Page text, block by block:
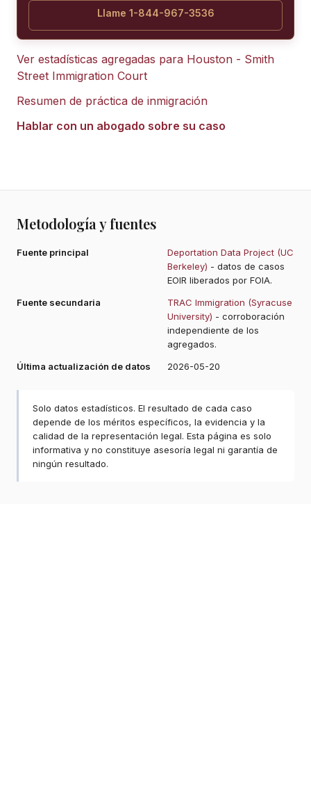
Llame 1-844-967-3536
Ver estadísticas agregadas para Houston - Smith
Street Immigration Court
Resumen de práctica de inmigración
Hablar con un abogado sobre su caso
Metodología y fuentes
Fuente principal
Deportation Data Project (UC
Berkeley) - datos de casos
EOIR liberados por FOIA.
Fuente secundaria
TRAC Immigration (Syracuse
University) - corroboración
independiente de los
agregados.
Última actualización de datos
2026-05-20
Solo datos estadísticos. El resultado de cada caso
depende de los méritos específicos, la evidencia y la
calidad de la representación legal. Esta página es solo
informativa y no constituye asesoría legal ni garantía de
ningún resultado.